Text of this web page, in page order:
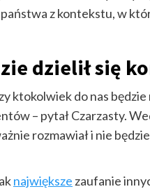
z kontekstu, w
dzielił się
ktokolwiek do nas będzie
– pytał Czarzasty.
rozmawiał i nie
największe zaufanie